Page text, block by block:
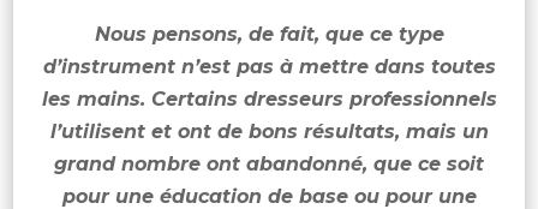
Nous pensons, de fait, que ce type
d’instrument n’est pas à mettre dans toutes
les mains. Certains dresseurs professionnels
l’utilisent et ont de bons résultats, mais un
grand nombre ont abandonné, que ce soit
pour une éducation de base ou pour une